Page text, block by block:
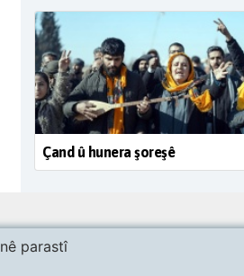
Çand û hunera şoreşê
parastî